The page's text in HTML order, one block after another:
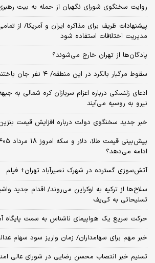
روایت سخنگوی شورای نگهبان از حمله به بیت رهبری در ۹
پیشنهادات ظریف برای مذاکره ایران و آمریکا/ از
مدیریت اختلافات استفاده شود
پادگان‌ها از تهران خارج می‌شوند؟
سقوط مرگبار بالگرد در این منطقه/ ۴ نفر جان باختند
نیرو به روسیه می‌آیند
خبر جدید سخنگوی دولت درباره افزایش قیمت بنزین
ادامه می‌دهد؟
آتش‌سوزی گسترده در شهرک نصیرآباد تهران+ فیلم
سلاح‌ها از ترکیه به اوکراین می‌روند/ اقدام جدید
تسلیحاتی به کی‌یف
حرکت سریع یک هواپیمای ناشناس به سمت پایگاه
خبر مهم برای سهامداران/ زمان واریز سود سهام
تسنیم خبر انتصاب محسن رضایی در شورای عالی